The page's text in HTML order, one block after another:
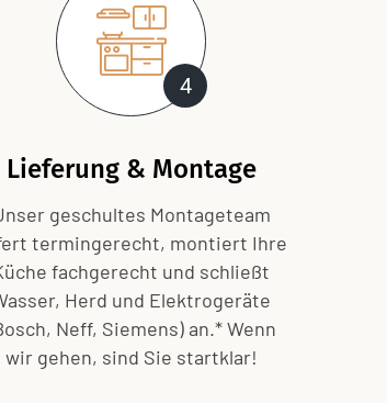
4
Lieferung & Montage
geschultes Montageteam
termingerecht, montiert Ihre
fachgerecht und schließt
Herd und Elektrogeräte
Neff, Siemens) an.* Wenn
wir gehen, sind Sie startklar!